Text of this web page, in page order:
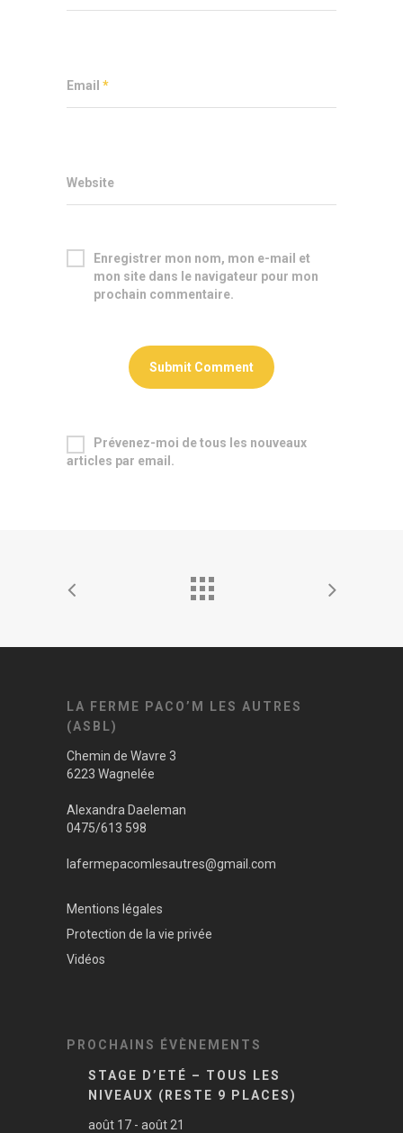
Email *
Website
Enregistrer mon nom, mon e-mail et
mon site dans le navigateur pour mon
prochain commentaire.
Prévenez-moi de tous les nouveaux
articles par email.
LA FERME PACO’M LES AUTRES
(ASBL)
Chemin de Wavre 3
6223 Wagnelée
Alexandra Daeleman
0475/613 598
lafermepacomlesautres@gmail.com
Mentions légales
Protection de la vie privée
Vidéos
PROCHAINS ÉVÈNEMENTS
STAGE D’ETÉ – TOUS LES
NIVEAUX (RESTE 9 PLACES)
août 17 - août 21